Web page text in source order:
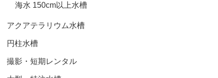
海水 150cm以上水槽
アクアテラリウム水槽
円柱水槽
撮影・短期レンタル